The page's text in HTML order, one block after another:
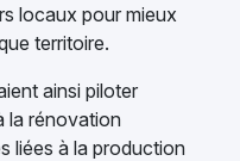
locaux pour mieux
territoire.
ainsi piloter
la rénovation
liées à la production